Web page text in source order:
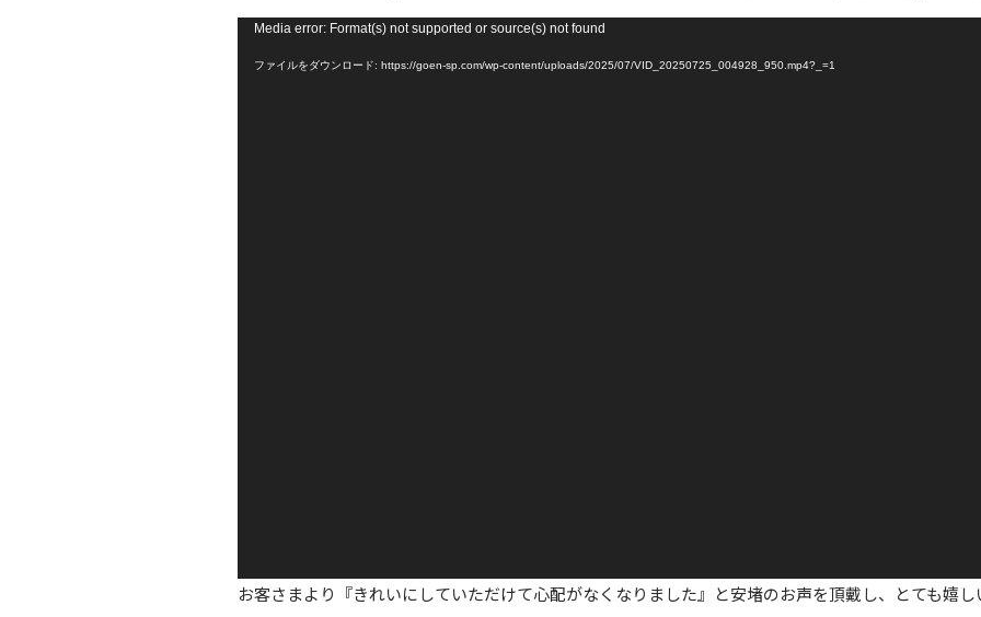
Media error: Format(s) not supported or source(s) not found
ファイルをダウンロード: https://goen-sp.com/wp-content/uploads/2025/07/VID_20250725_004928_950.mp4?_=1
お客さまより『きれいにしていただけて心配がなくなりました』と安堵のお声を頂戴し、とても嬉